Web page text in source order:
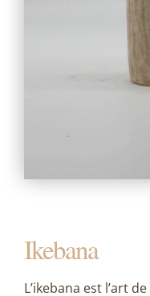
Ikebana
L’ikebana est l’art